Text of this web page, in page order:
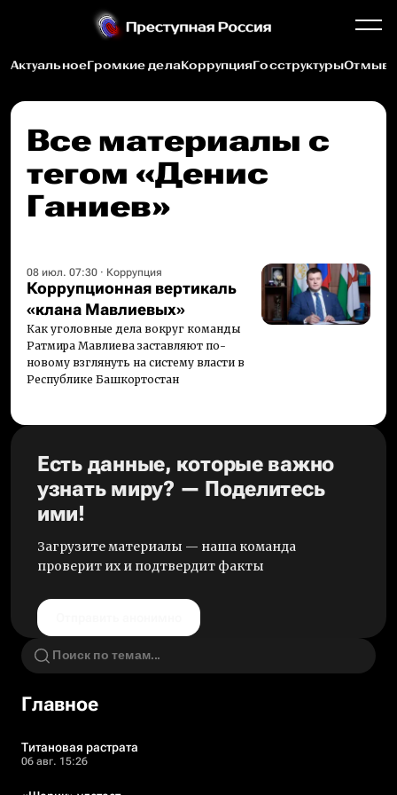
АктуальноеГромкие делаКоррупцияГосструктуры
Все материалы c
тегом «Денис
Ганиев»
08 июл. 07:30 · Коррупция
Коррупционная вертикаль
«клана Мавлиевых»
Как уголовные дела вокруг команды
Ратмира Мавлиева заставляют по-
новому взглянуть на систему власти в
Республике Башкортостан
Есть данные, которые важно
узнать миру? — Поделитесь
ими!
Загрузите материалы — наша команда
проверит их и подтвердит факты
Главное
Титановая растрата
06 авг. 15:26